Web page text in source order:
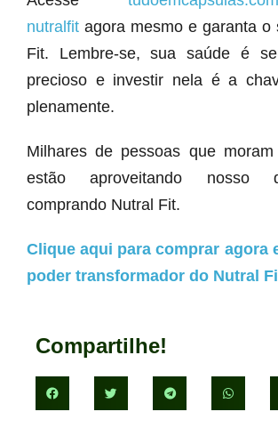
nutralfit agora mesmo e garanta o
Fit. Lembre-se, sua saúde é
precioso e investir nela é a
plenamente.
Milhares de pessoas que moram
estão aproveitando nosso
comprando Nutral Fit.
Clique aqui para comprar agora
poder transformador do Nutral
Compartilhe!